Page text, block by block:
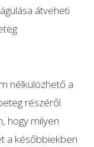
átveheti
nélkülözhető a
részéről
hogy milyen
a későbbiekben